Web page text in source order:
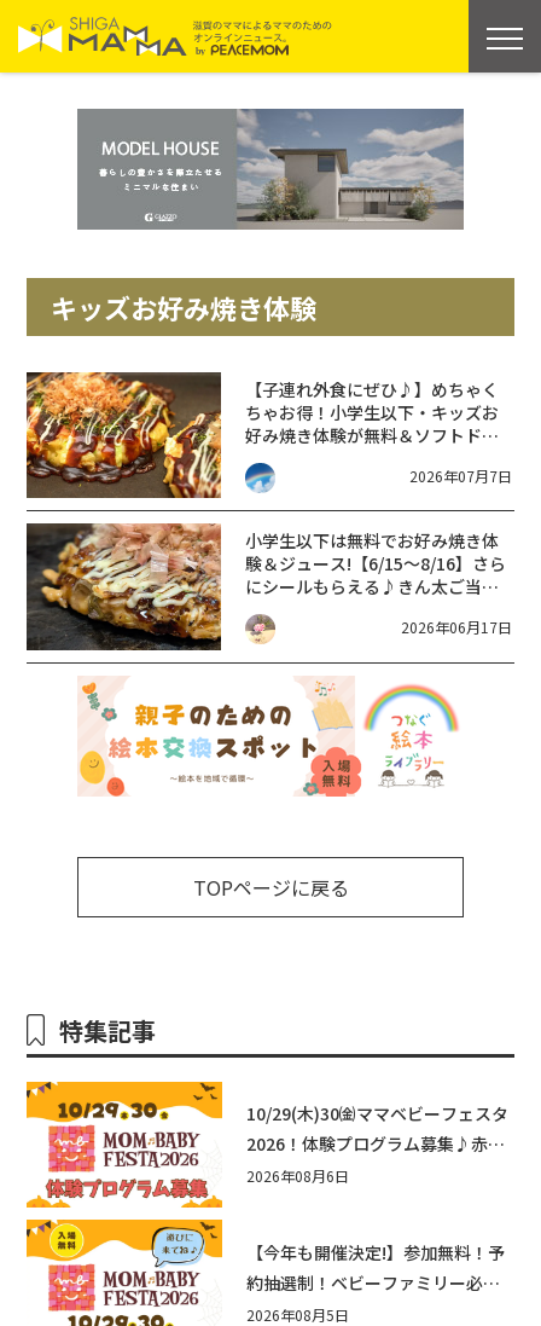
キッズお好み焼き体験
【子連れ外食にぜひ♪】めちゃく
ちゃお得！小学生以下・キッズお
好み焼き体験が無料＆ソフトドリ
ンクサービス付き。【きん太南草
津店】
2026年07月7日
小学生以下は無料でお好み焼き体
験＆ジュース!【6/15～8/16】さら
にシールもらえる♪きん太ご当地
シールプレゼントキャンペーン
【お好み焼・鉄板焼 きん太】
2026年06月17日
TOPページに戻る
特集記事
10/29(木)30㈮ママベビーフェスタ
2026！体験プログラム募集♪赤ち
ゃん向けイベントに出演しません
2026年08月6日
【今年も開催決定!】参加無料！予
約抽選制！ベビーファミリー必見
☆入場無料☆10/29(木)30(金)ママ
2026年08月5日